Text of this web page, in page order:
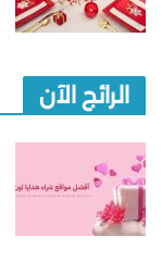
الرائج الآن